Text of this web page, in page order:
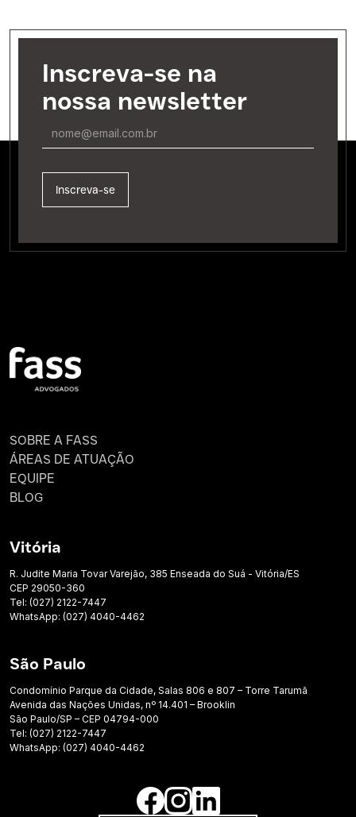
Inscreva-se na
nossa newsletter
SOBRE A FASS
ÁREAS DE ATUAÇÃO
EQUIPE
BLOG
Vitória
R. Judite Maria Tovar Varejão, 385 Enseada do Suá - Vitória/ES
CEP 29050-360
Tel: (027) 2122-7447
WhatsApp: (027) 4040-4462
São Paulo
Condomínio Parque da Cidade, Salas 806 e 807 – Torre Tarumã
Avenida das Nações Unidas, nº 14.401 – Brooklin
São Paulo/SP – CEP 04794-000
Tel: (027) 2122-7447
WhatsApp: (027) 4040-4462